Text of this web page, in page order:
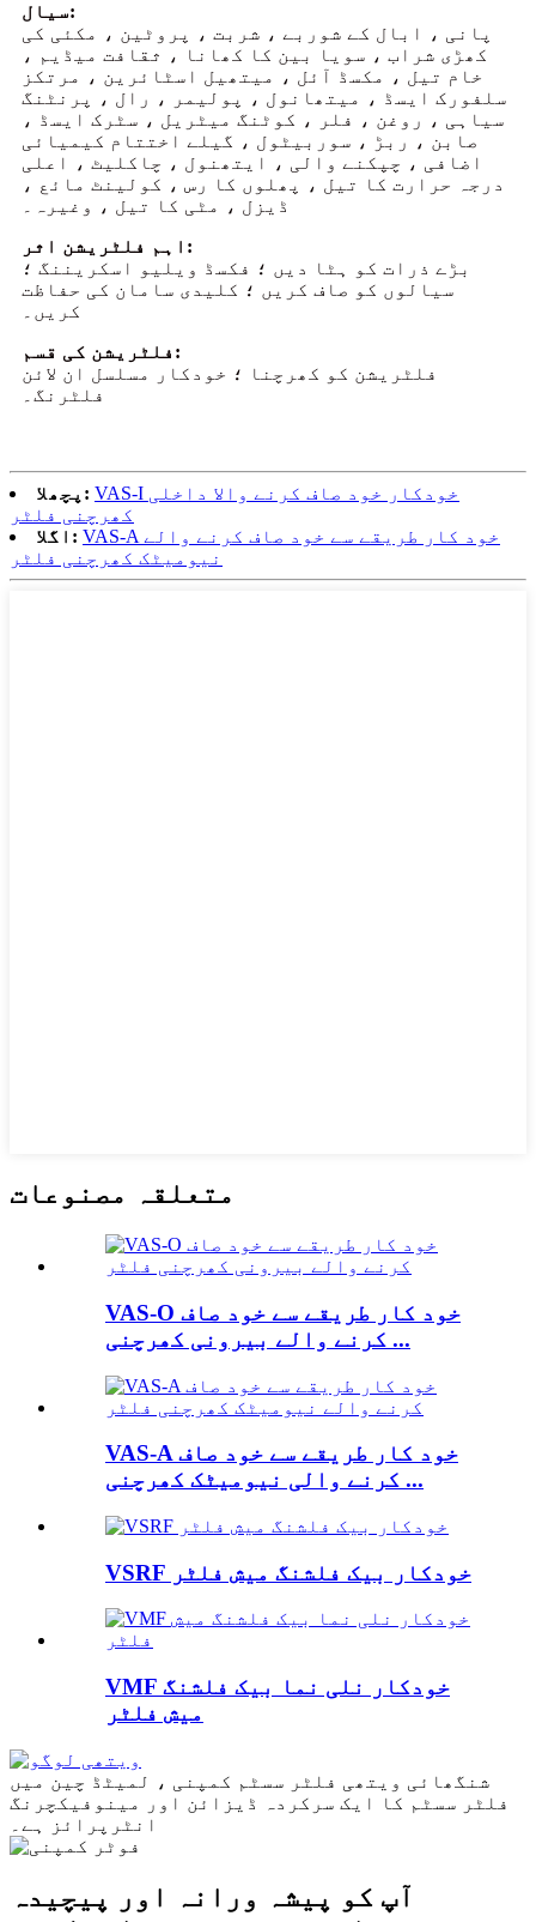
سیال:
پانی ، ابال کے شوربے ، شربت ، پروٹین ، مکئی کی
کھڑی شراب ، سویا بین کا کھانا ، ثقافت میڈیم ،
خام تیل ، مکسڈ آئل ، میتھیل اسٹائرین ، مرتکز
سلفورک ایسڈ ، میتھانول ، پولیمر ، رال ، پرنٹنگ
سیاہی ، روغن ، فلر ، کوٹنگ میٹریل ، سٹرک ایسڈ ،
صابن ، ربڑ ، سوربیٹول ، گیلے اختتام کیمیائی
اضافی ، چپکنے والی ، ایتھنول ، چاکلیٹ ، اعلی
درجہ حرارت کا تیل ، پھلوں کا رس ، کولینٹ مائع ،
ڈیزل ، مٹی کا تیل ، وغیرہ۔
اہم فلٹریشن اثر:
بڑے ذرات کو ہٹا دیں ؛ فکسڈ ویلیو اسکریننگ ؛
سیالوں کو صاف کریں ؛ کلیدی سامان کی حفاظت
کریں۔
فلٹریشن کی قسم:
فلٹریشن کو کھرچنا ؛ خودکار مسلسل ان لائن
فلٹرنگ۔
پچھلا: VAS-I خودکار خود صاف کرنے والا داخلی
کھرچنی فلٹر
اگلا: VAS-A خود کار طریقے سے خود صاف کرنے والے
نیومیٹک کھرچنی فلٹر
متعلقہ مصنوعات
VAS-O خود کار طریقے سے خود صاف
کرنے والے بیرونی کھرچنی ...
VAS-A خود کار طریقے سے خود صاف
کرنے والی نیومیٹک کھرچنی ...
VSRF خودکار بیک فلشنگ میش فلٹر
VMF خودکار نلی نما بیک فلشنگ
میش فلٹر
شنگھائی ویتھی فلٹر سسٹم کمپنی ، لمیٹڈ چین میں
فلٹر سسٹم کا ایک سرکردہ ڈیزائن اور مینوفیکچرنگ
انٹرپرائز ہے۔
آپ کو پیشہ ورانہ اور پیچیدہ